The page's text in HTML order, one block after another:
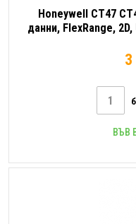
Honeywell CT47
данни, FlexRange, 2D,
ВЪВ